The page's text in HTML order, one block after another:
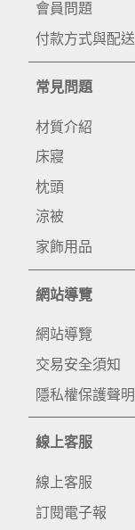
會員問題
付款方式與配送
常見問題
材質介紹
床寢
枕頭
涼被
家飾用品
網站導覽
網站導覽
交易安全須知
隱私權保護聲明
線上客服
線上客服
訂閱電子報